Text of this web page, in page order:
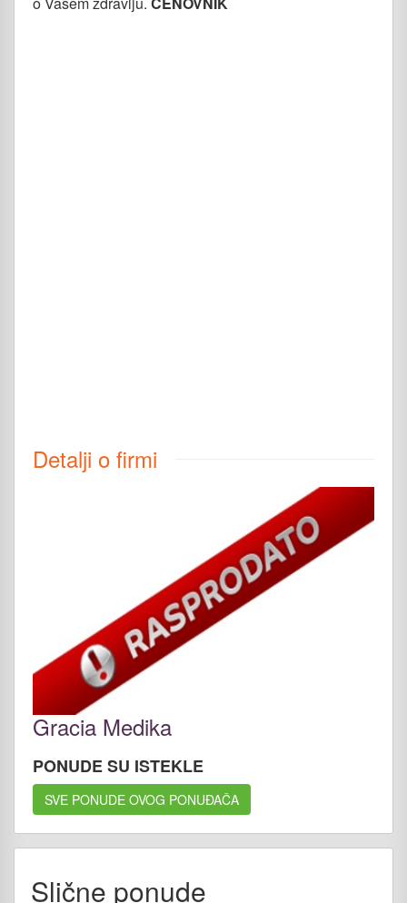
Detalji o firmi
Gracia Medika
PONUDE SU ISTEKLE
SVE PONUDE OVOG PONUĐAČA
Slične ponude